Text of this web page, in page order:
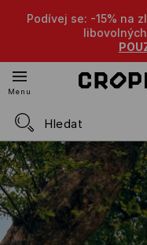
Podívej se: -15% na
Menu